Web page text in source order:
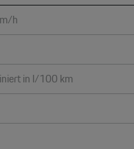
h
in l/100 km